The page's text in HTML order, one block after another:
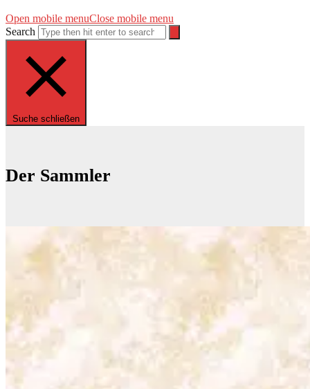
Open mobile menuClose mobile menu
Search
Suche schließen
Der Sammler